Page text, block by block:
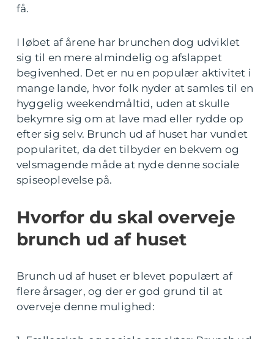
få.
I løbet af årene har brunchen dog udviklet
sig til en mere almindelig og afslappet
begivenhed. Det er nu en populær aktivitet i
mange lande, hvor folk nyder at samles til en
hyggelig weekendmåltid, uden at skulle
bekymre sig om at lave mad eller rydde op
efter sig selv. Brunch ud af huset har vundet
popularitet, da det tilbyder en bekvem og
velsmagende måde at nyde denne sociale
spiseoplevelse på.
Hvorfor du skal overveje
brunch ud af huset
Brunch ud af huset er blevet populært af
flere årsager, og der er god grund til at
overveje denne mulighed: